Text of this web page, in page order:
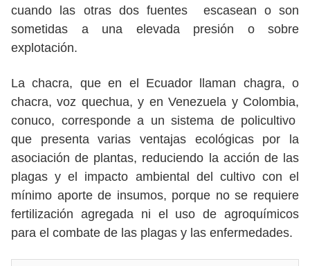
cuando las otras dos fuentes escasean o son
sometidas a una elevada presión o sobre
explotación.
La chacra, que en el Ecuador llaman chagra, o
chacra, voz quechua, y en Venezuela y Colombia,
conuco, corresponde a un sistema de policultivo
que presenta varias ventajas ecológicas por la
asociación de plantas, reduciendo la acción de las
plagas y el impacto ambiental del cultivo con el
mínimo aporte de insumos, porque no se requiere
fertilización agregada ni el uso de agroquímicos
para el combate de las plagas y las enfermedades.